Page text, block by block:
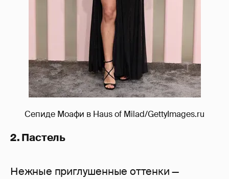
Сепиде Моафи в Haus of Milad/GettyImages.ru
2. Пастель
Нежные приглушенные оттенки —